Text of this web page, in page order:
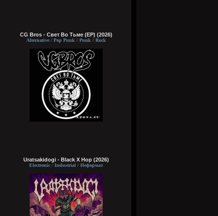
CG Bros - Свет Во Тьме (EP) (2026)
Alternative / Pop Punk / Punk / Rock
Uratsakidogi - Black X Hop (2026)
Electronic / Industrial / Неформат